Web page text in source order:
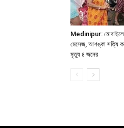
Medinipur: মোবাইলে
মেসেজ, আশঙ্কা সত্যি
মৃত্যু ৪ জনের